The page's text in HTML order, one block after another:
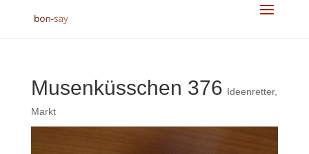
Musenküsschen 376 Ideenretter,
Markt